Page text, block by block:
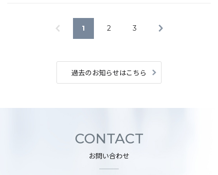
1 2 3
過去のお知らせはこちら
CONTACT
お問い合わせ